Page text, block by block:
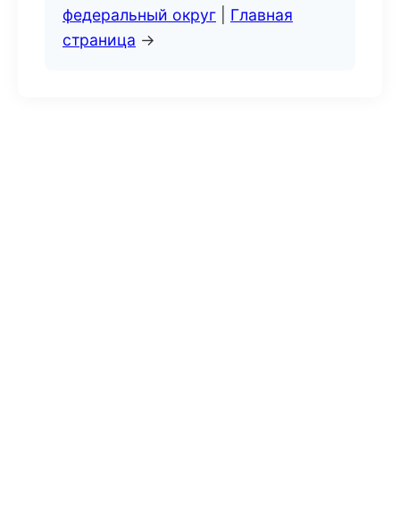
федеральный округ
Главная
страница →